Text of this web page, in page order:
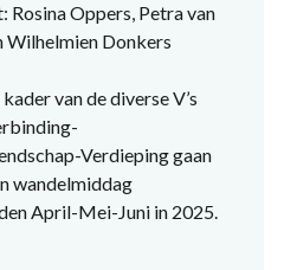
Rosina Oppers, Petra van
Wilhelmien Donkers
van de diverse V’s
Verdieping gaan
wandelmiddag
April-Mei-Juni in 2025.